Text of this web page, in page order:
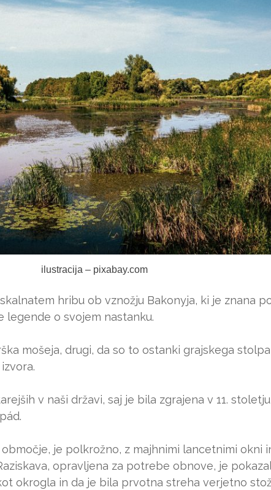
ilustracija – pixabay.com
hribu ob vznožju Bakonyja, ki je znana
legende o svojem nastanku.
mošeja, drugi, da so to ostanki grajskega
v naši državi, saj je bila zgrajena v 11.
je polkrožno, z majhnimi lancetnimi okni
opravljena za potrebe obnove, je
okrogla in da je bila prvotna streha verjetno